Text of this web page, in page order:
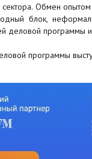
Обмен
блок,
деловой программы
программы